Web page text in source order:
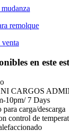
remolque
en este
CARGOS
10pm/ 7 Days
carga/descarga
control de